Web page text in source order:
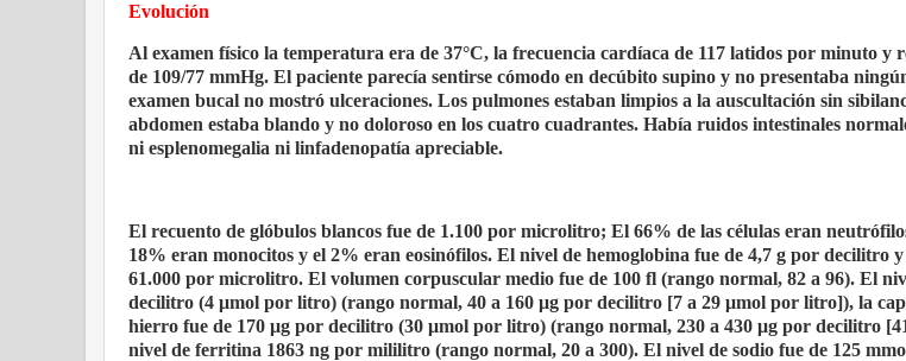
Evolución
Al examen físico la temperatura era de 37°C, la frecuencia cardíaca de 117 latidos por minuto
de 109/77 mmHg. El paciente parecía sentirse cómodo en decúbito supino y no presentaba
examen bucal no mostró ulceraciones. Los pulmones estaban limpios a la auscultación sin
abdomen estaba blando y no doloroso en los cuatro cuadrantes. Había ruidos intestinales
ni esplenomegalia ni linfadenopatía apreciable.
El recuento de glóbulos blancos fue de 1.100 por microlitro; El 66% de las células eran
18% eran monocitos y el 2% eran eosinófilos. El nivel de hemoglobina fue de 4,7 g por decilitro
61.000 por microlitro. El volumen corpuscular medio fue de 100 fl (rango normal, 82 a 96). El
decilitro (4 μmol por litro) (rango normal, 40 a 160 μg por decilitro [7 a 29 μmol por litro]), la
hierro fue de 170 μg por decilitro (30 μmol por litro) (rango normal, 230 a 430 μg por decilitro
nivel de ferritina 1863 ng por mililitro (rango normal, 20 a 300). El nivel de sodio fue de 125